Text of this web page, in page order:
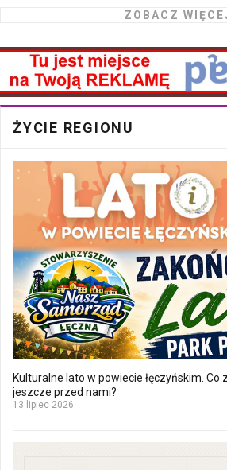
ZOBACZ
ŻYCIE REGIONU
Kulturalne lato w powiecie łęczyńskim. Co
jeszcze przed nami?
13 lipiec 2026